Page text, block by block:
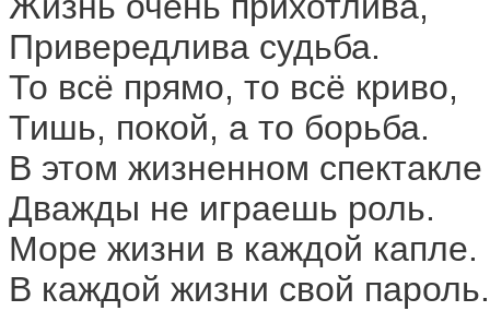
Привередлива судьба.
То всё прямо, то всё криво,
Тишь, покой, а то борьба.
В этом жизненном спектакле
Дважды не играешь роль.
Море жизни в каждой капле.
В каждой жизни свой пароль.